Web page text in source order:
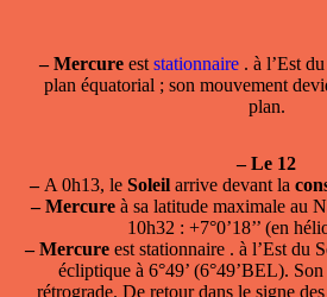
– Mercureest stationnaire . à l’Est
plan équatorial ; son mouvement
plan.
– Le 12
–A 0h13, le Soleil arrive devant la
– Mercureà sa latitude maximale au
10h32 : +7°0’18’’ (en
– Mercure est stationnaire . à l’Est du
écliptique à 6°49’ (6°49’BEL).
rétrograde. De retour dans le signe